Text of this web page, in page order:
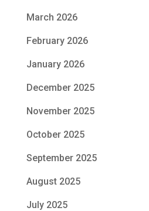
March 2026
February 2026
January 2026
December 2025
November 2025
October 2025
September 2025
August 2025
July 2025